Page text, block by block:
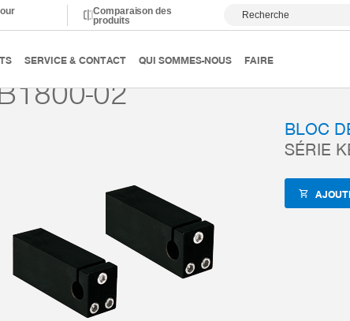
Comparaison des
produits
Recherche
SERVICE & CONTACT QUI SOMMES-NOUS FAIRE
de manutention Accessoires ZUB-REF
02
BLOC
SÉRIE